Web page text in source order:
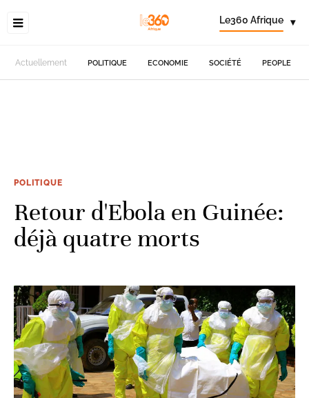
Le360 Afrique ▾
Actuellement POLITIQUE ECONOMIE SOCIÉTÉ PEOPLE
POLITIQUE
Retour d'Ebola en Guinée:
déjà quatre morts